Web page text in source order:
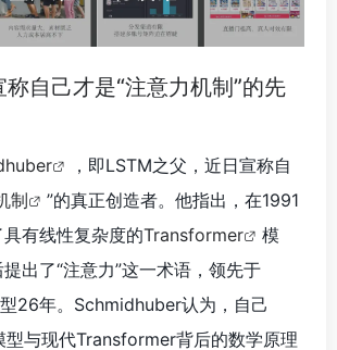
自己才是“注意力机制”的先
，即LSTM之父，近日宣称自
制
”的真正创造者。他指出，在1991
有线性复杂度的Transformer
模
出了“注意力”这一术语，领先于
26年。Schmidhuber认为，自己
型与现代Transformer背后的数学原理